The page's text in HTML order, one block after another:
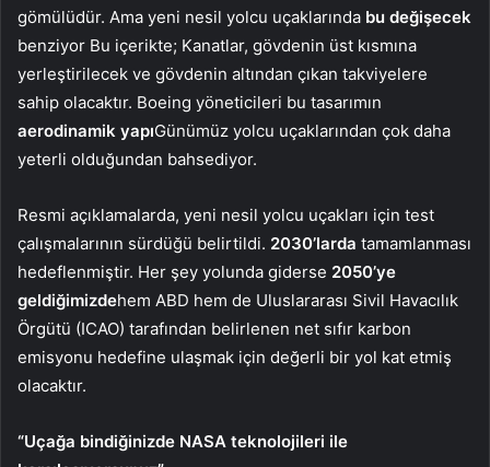
gömülüdür. Ama yeni nesil yolcu uçaklarında bu değişecek
benziyor Bu içerikte; Kanatlar, gövdenin üst kısmına
yerleştirilecek ve gövdenin altından çıkan takviyelere
sahip olacaktır. Boeing yöneticileri bu tasarımın
aerodinamik yapıGünümüz yolcu uçaklarından çok daha
yeterli olduğundan bahsediyor.
Resmi açıklamalarda, yeni nesil yolcu uçakları için test
çalışmalarının sürdüğü belirtildi. 2030’larda tamamlanması
hedeflenmiştir. Her şey yolunda giderse 2050’ye
geldiğimizdehem ABD hem de Uluslararası Sivil Havacılık
Örgütü (ICAO) tarafından belirlenen net sıfır karbon
emisyonu hedefine ulaşmak için değerli bir yol kat etmiş
olacaktır.
“Uçağa bindiğinizde NASA teknolojileri ile